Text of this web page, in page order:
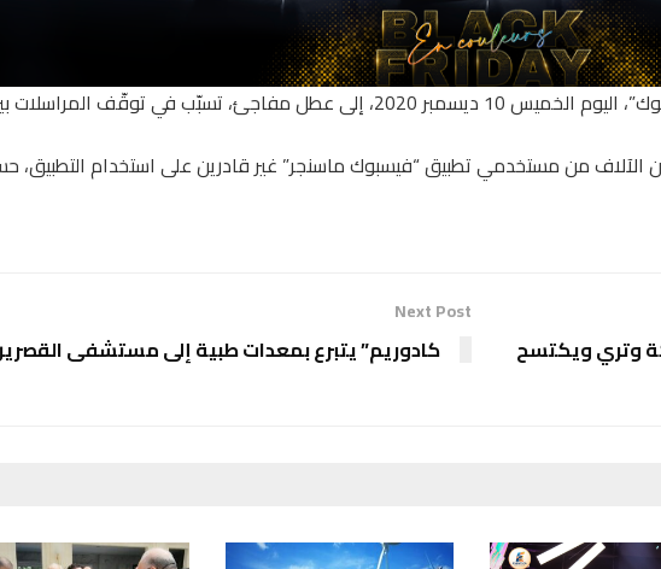
تعرّض تطبيق ”ميسنجر” التابع لشركة “فيسبوك”، اليوم الخميس 10 ديسمبر 2020، إلى عطل مفاجئ، تسبّب في توقّف
الآلاف من مستخدمي تطبيق “فيسبوك ماسنجر” غير قادرين على استخدام التطبيق،
وتري ويكتسح
Next Post
كادوريم” يتبرع بمعدات طبية إلى مستشفى